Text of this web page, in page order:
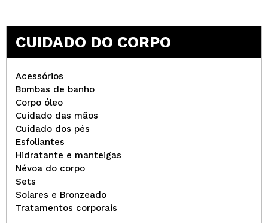
CUIDADO DO CORPO
Acessórios
Bombas de banho
Corpo óleo
Cuidado das mãos
Cuidado dos pés
Esfoliantes
Hidratante e manteigas
Névoa do corpo
Sets
Solares e Bronzeado
Tratamentos corporais